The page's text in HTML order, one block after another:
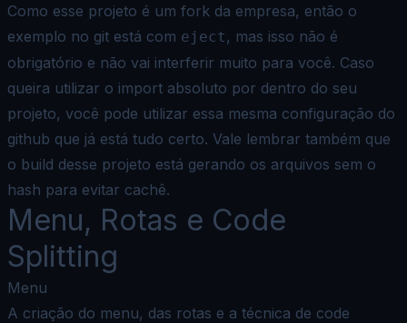
Como esse projeto é um fork da empresa, então o
exemplo no git está com eject, mas isso não é
obrigatório e não vai interferir muito para você. Caso
queira utilizar o import absoluto por dentro do seu
projeto, você pode utilizar essa mesma configuração do
github que já está tudo certo. Vale lembrar também que
o build desse projeto está gerando os arquivos sem o
hash para evitar cachê.
Menu, Rotas e Code
Splitting
Menu
A criação do menu, das rotas e a técnica de code